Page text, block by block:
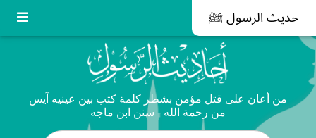
حديث الرسول ﷺ
من أعان على قتل مؤمن بشطر كلمة كتب بين عينيه آيس
من رحمة الله - سنن ابن ماجه